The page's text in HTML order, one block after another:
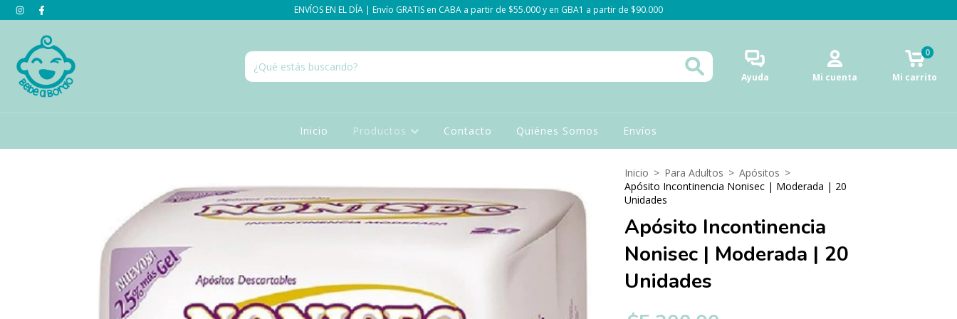
ENVÍOS EN EL DÍA | Envío GRATIS en CABA a partir de $55.000 y en GBA1 a partir de $90.000
Ayuda Mi cuenta Mi carrito
0
Inicio Productos Contacto Quiénes Somos Envíos
Inicio > Para Adultos > Apósitos >
Apósito Incontinencia Nonisec | Moderada | 20
Unidades
Apósito Incontinencia
Nonisec | Moderada | 20
Unidades